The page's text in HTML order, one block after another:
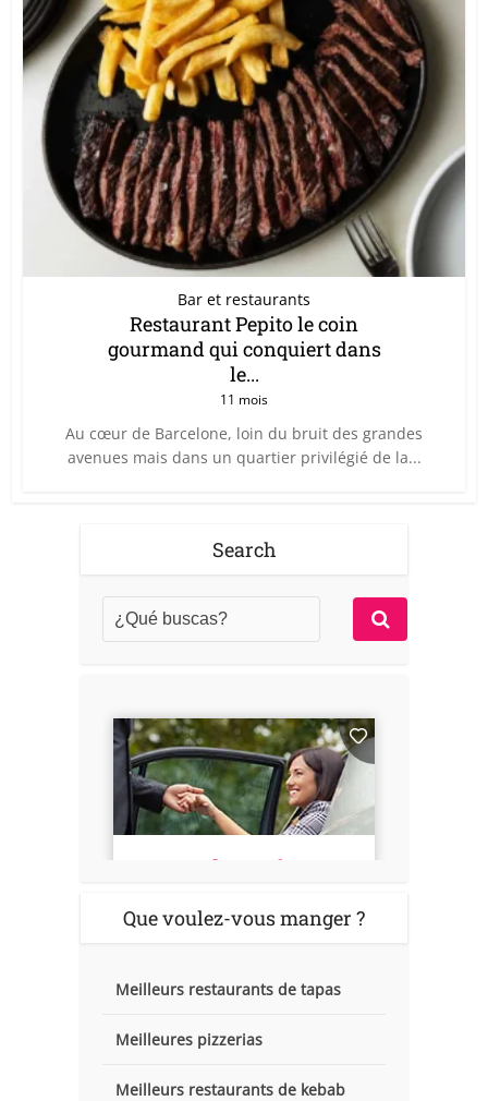
Bar et restaurants
Restaurant Pepito le coin
gourmand qui conquiert dans
le...
11 mois
Au cœur de Barcelone, loin du bruit des grandes
avenues mais dans un quartier privilégié de la...
Search
Que voulez-vous manger ?
Meilleurs restaurants de tapas
Meilleures pizzerias
Meilleurs restaurants de kebab